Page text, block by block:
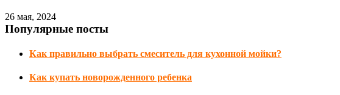
26 мая, 2024
Популярные посты
Как правильно выбрать смеситель для кухонной мойки?
Как купать новорожденного ребенка